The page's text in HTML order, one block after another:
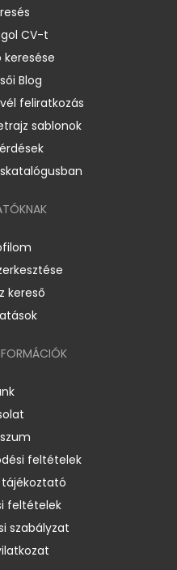
CV-t
Blog
feliratkozás
sablonok
kereső
feltételek
feltételek
szabályzat